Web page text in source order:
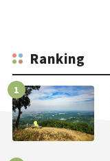
Ranking